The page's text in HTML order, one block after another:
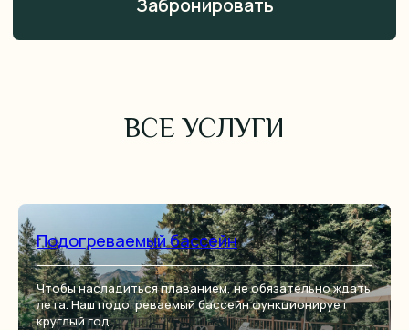
ВСЕ УСЛУГИ
Подогреваемый бассейн
Чтобы насладиться плаванием, не обязательно ждать
лета. Наш подогреваемый бассейн функционирует
круглый год.